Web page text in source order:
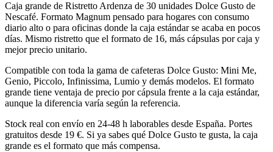
Caja grande de Ristretto Ardenza de 30 unidades Dolce Gusto de
Nescafé. Formato Magnum pensado para hogares con consumo
diario alto o para oficinas donde la caja estándar se acaba en pocos
días. Mismo ristretto que el formato de 16, más cápsulas por caja y
mejor precio unitario.
Compatible con toda la gama de cafeteras Dolce Gusto: Mini Me,
Genio, Piccolo, Infinissima, Lumio y demás modelos. El formato
grande tiene ventaja de precio por cápsula frente a la caja estándar,
aunque la diferencia varía según la referencia.
Stock real con envío en 24-48 h laborables desde España. Portes
gratuitos desde 19 €. Si ya sabes qué Dolce Gusto te gusta, la caja
grande es el formato que más compensa.